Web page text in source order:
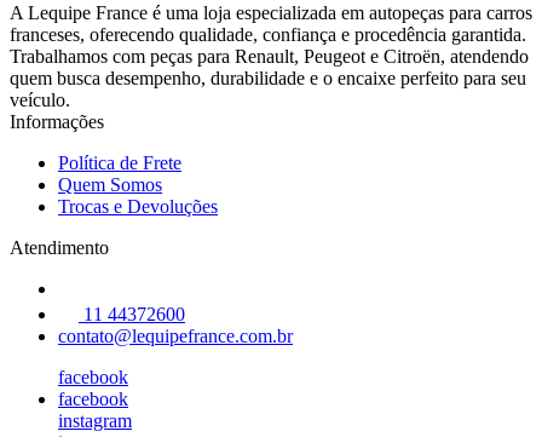
A Lequipe France é uma loja especializada em autopeças para carros
franceses, oferecendo qualidade, confiança e procedência garantida.
Trabalhamos com peças para Renault, Peugeot e Citroën, atendendo
quem busca desempenho, durabilidade e o encaixe perfeito para seu
veículo.
Informações
Política de Frete
Quem Somos
Trocas e Devoluções
Atendimento
11 44372600
contato@lequipefrance.com.br
facebook
facebook
instagram